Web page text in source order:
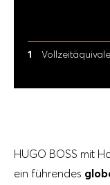
HUGO BOSS mit
ein führendes